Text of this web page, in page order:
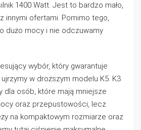
1400 Watt. Jest to bardzo mało,
innymi ofertami. Pomimo tego,
dużo mocy i nie odczuwamy
wybór, który gwarantuje
w droższym modelu K5. K3
dla osób, które mają mniejsze
oraz przepustowości, lecz
na kompaktowym rozmiarze oraz